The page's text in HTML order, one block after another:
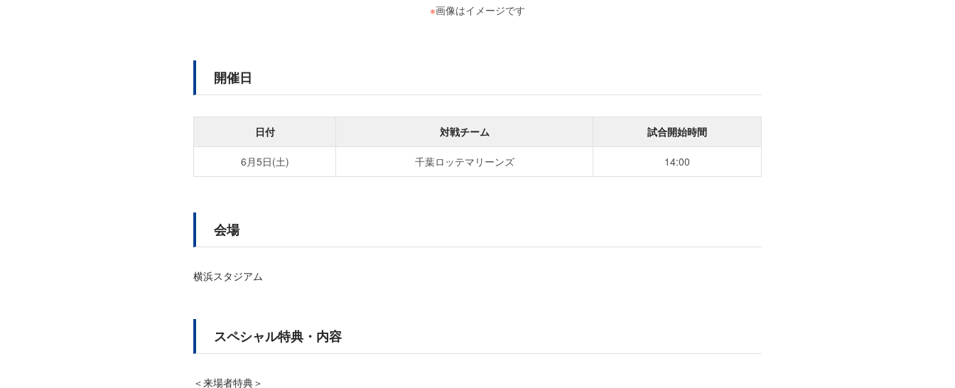
※画像はイメージです
開催日
日付 対戦チーム 試合開始時間
6月5日(土) 千葉ロッテマリーンズ 14:00
会場
横浜スタジアム
スペシャル特典・内容
＜来場者特典＞